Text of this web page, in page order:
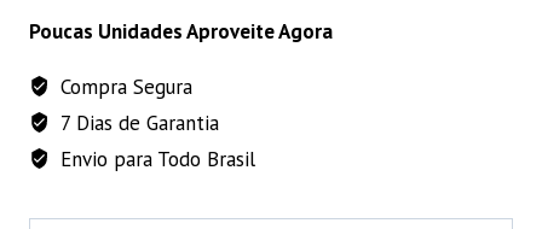
Poucas Unidades Aproveite Agora
Compra Segura
7 Dias de Garantia
Envio para Todo Brasil